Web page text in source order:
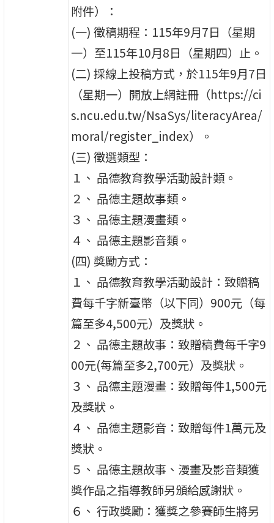
附件）：
(一) 徵稿期程：115年9月7日（星期
一）至115年10月8日（星期四）止。
(二) 採線上投稿方式，於115年9月7日
（星期一）開放上網註冊（https://ci
s.ncu.edu.tw/NsaSys/literacyArea/
moral/register_index）。
(三) 徵選類型：
１、 品德教育教學活動設計類。
２、 品德主題故事類。
３、 品德主題漫畫類。
４、 品德主題影音類。
(四) 獎勵方式：
１、 品德教育教學活動設計：致贈稿
費每千字新臺幣（以下同）900元（每
篇至多4,500元）及獎狀。
２、 品德主題故事：致贈稿費每千字9
00元(每篇至多2,700元）及獎狀。
３、 品德主題漫畫：致贈每件1,500元
及獎狀。
４、 品德主題影音：致贈每件1萬元及
獎狀。
５、 品德主題故事、漫畫及影音類獲
獎作品之指導教師另頒給感謝狀。
６、 行政獎勵：獲獎之參賽師生將另